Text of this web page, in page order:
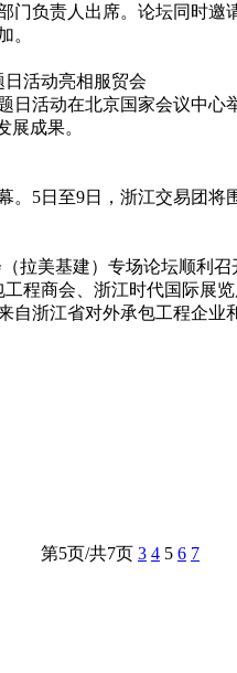
门负责人出席。论坛同时
。
活动亮相服贸会
日活动在北京国家会议中
展成果。
。5日至9日，浙江交易团
拉美基建）专场论坛顺利召
程商会、浙江时代国际展
浙江省对外承包工程企业
第5页/共7页 3 4 5 6 7